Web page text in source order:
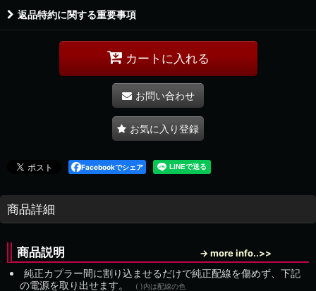
返品特約に関する重要事項
カートに入れる
お問い合わせ
お気に入り登録
Facebookでシェア
商品詳細
商品説明 → more info..>>
純正カプラー間に割り込ませるだけで純正配線を傷めず、下記
の電源を取り出せます。
( )内は配線の色